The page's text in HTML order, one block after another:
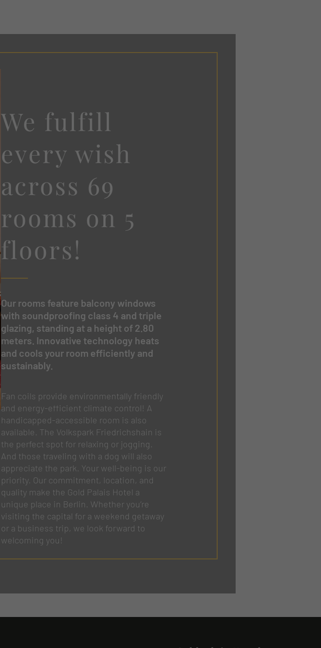
We fulfill
every wish
across 69
rooms on 5
floors!
Our rooms feature balcony windows
with soundproofing class 4 and triple
glazing, standing at a height of 2.80
meters. Innovative technology heats
and cools your room efficiently and
sustainably.
Fan coils provide environmentally friendly
and energy-efficient climate control! A
handicapped-accessible room is also
available. The Volkspark Friedrichshain is
the perfect spot for relaxing or jogging.
And those traveling with a dog will also
appreciate the park. Your well-being is our
priority. Our commitment, location, and
quality make the Gold Palais Hotel a
unique place in Berlin. Whether you’re
visiting the capital for a weekend getaway
or a business trip, we look forward to
welcoming you!